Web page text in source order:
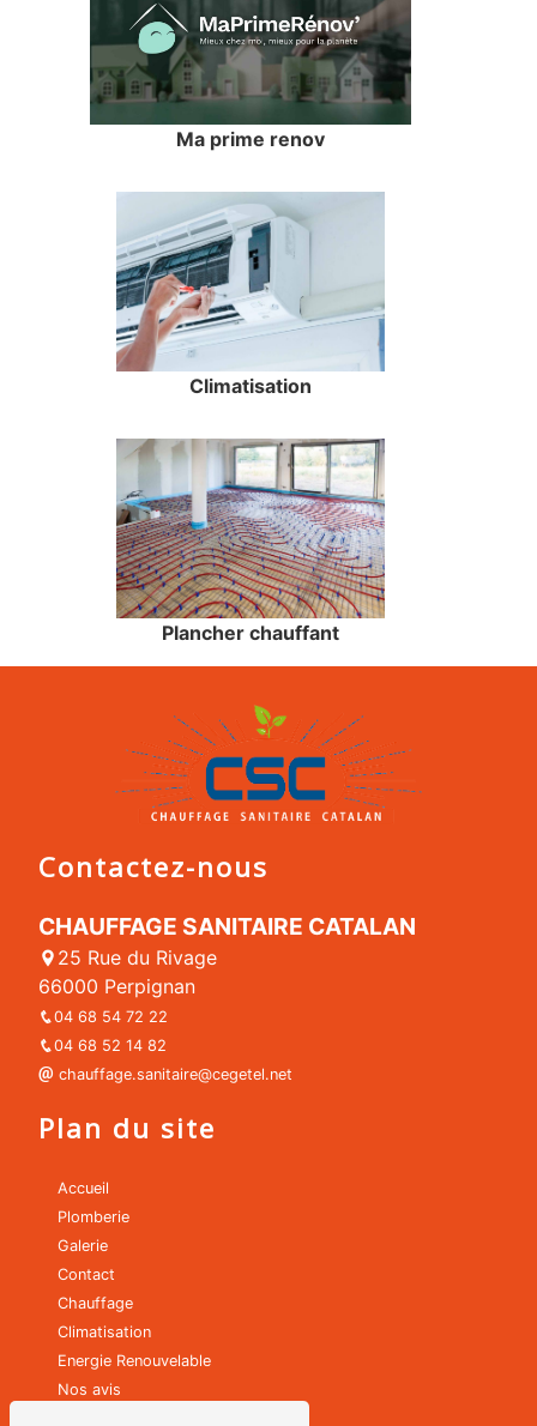
Ma prime renov
Climatisation
Plancher chauffant
Contactez-nous
CHAUFFAGE SANITAIRE CATALAN
25 Rue du Rivage
66000 Perpignan
04 68 54 72 22
04 68 52 14 82
chauffage.sanitaire@cegetel.net
Plan du site
Accueil
Plomberie
Galerie
Contact
Chauffage
Climatisation
Energie Renouvelable
Nos avis